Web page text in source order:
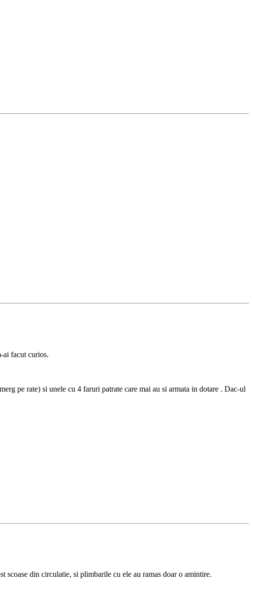
ai facut curios.
pe rate) si unele cu 4 faruri patrate care mai au si armata in dotare . Dac-ul
din circulatie, si plimbarile cu ele au ramas doar o amintire.